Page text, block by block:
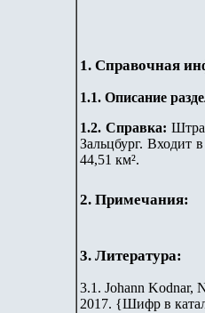
1. Справочная
1.1. Описание
1.2. Справка:
Зальцбург. Входит
44,51 км².
2. Примечания:
3. Литература:
3.1. Johann Kodnar,
2017. {Шифр в